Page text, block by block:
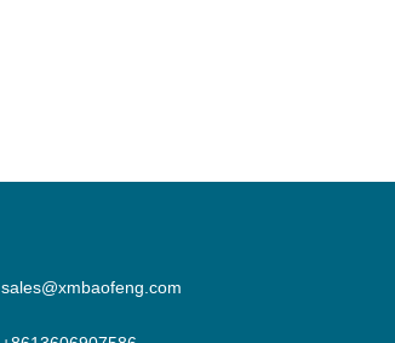
sales@xmbaofeng.com